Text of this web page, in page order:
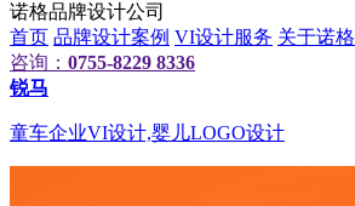
诺格品牌设计公司
首页 品牌设计案例 VI设计服务 关于诺格
咨询： 0755-8229 8336
锐马
童车企业VI设计,婴儿LOGO设计